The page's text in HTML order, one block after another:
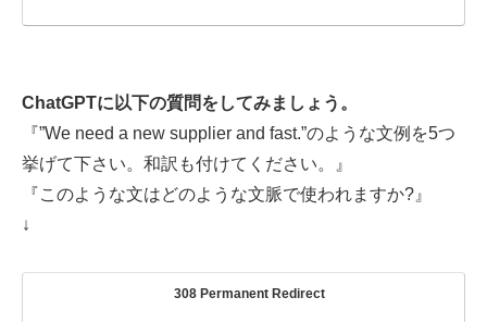
ChatGPTに以下の質問をしてみましょう。
『”We need a new supplier and fast.”のような文例を5つ
挙げて下さい。和訳も付けてください。』
『このような文はどのような文脈で使われますか?』
↓
308 Permanent Redirect